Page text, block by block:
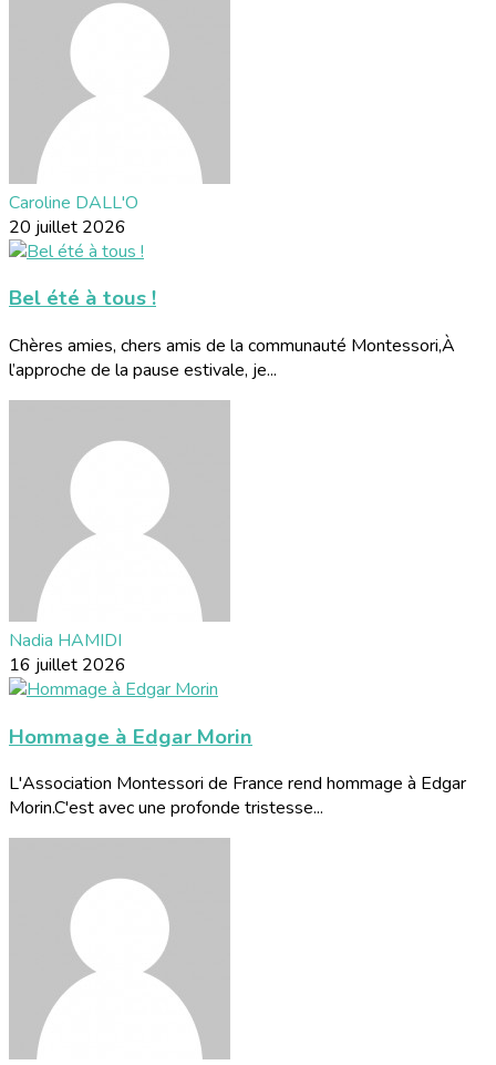
Caroline DALL'O
20 juillet 2026
Bel été à tous !
Chères amies, chers amis de la communauté Montessori,À
l’approche de la pause estivale, je...
Nadia HAMIDI
16 juillet 2026
Hommage à Edgar Morin
L'Association Montessori de France rend hommage à Edgar
Morin.C'est avec une profonde tristesse...